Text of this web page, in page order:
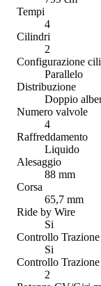
Tempi
4
Cilindri
2
Configurazione
Parallelo
Distribuzione
Doppio
Numero valvole
4
Raffreddamento
Liquido
Alesaggio
88 mm
Corsa
65,7 mm
Ride by Wire
Si
Controllo Trazione
Si
Controllo Trazione
2